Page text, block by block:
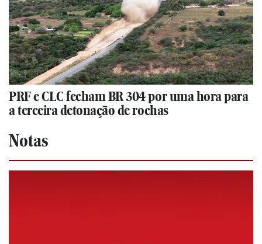
PRF e CLC fecham BR 304 por uma hora para
a terceira detonação de rochas
Notas